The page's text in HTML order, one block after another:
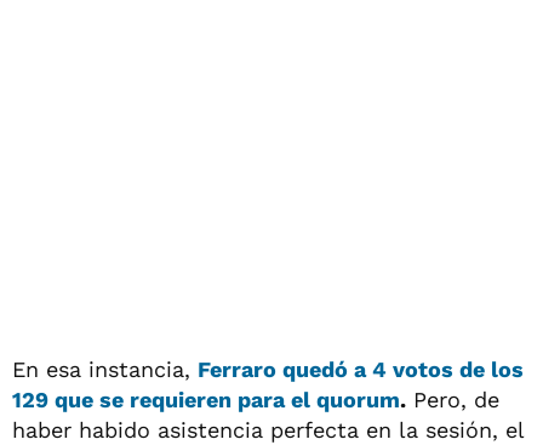
En esa instancia, Ferraro quedó a 4 votos de los
129 que se requieren para el quorum. Pero, de
haber habido asistencia perfecta en la sesión, el